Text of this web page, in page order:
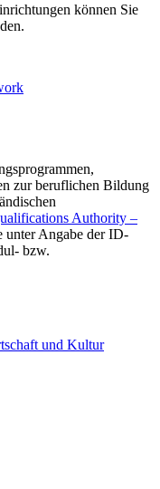
können Sie
zur beruflichen Bildung
Authority –
unter Angabe der ID-
bzw.
und Kultur